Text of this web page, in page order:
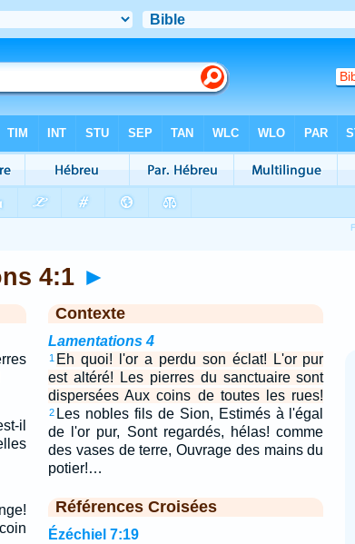
4:1 ►
il
Contexte
Lamentations 4
1 Eh quoi! l'or a perdu son éclat! L'or pur
est altéré! Les pierres du sanctuaire sont
dispersées Aux coins de toutes les rues!
2 Les nobles fils de Sion, Estimés à l'égal
de l'or pur, Sont regardés, hélas! comme
des vases de terre, Ouvrage des mains du
potier!…
Références Croisées
Ézéchiel 7:19